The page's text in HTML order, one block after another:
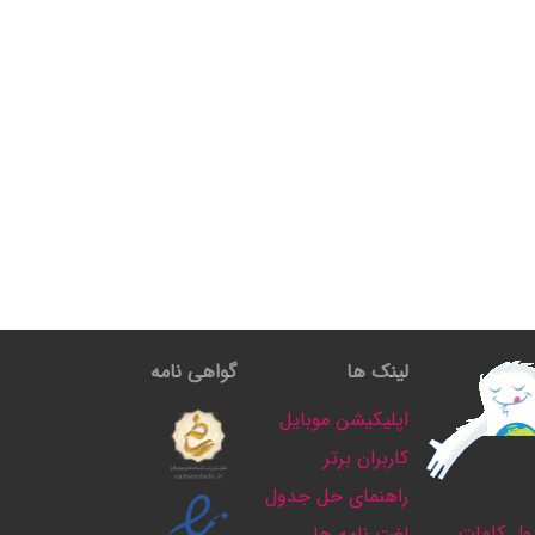
لینک ها
اپلیکیشن موبایل
کاربران برتر
راهنمای حل جدول
گواهی نامه